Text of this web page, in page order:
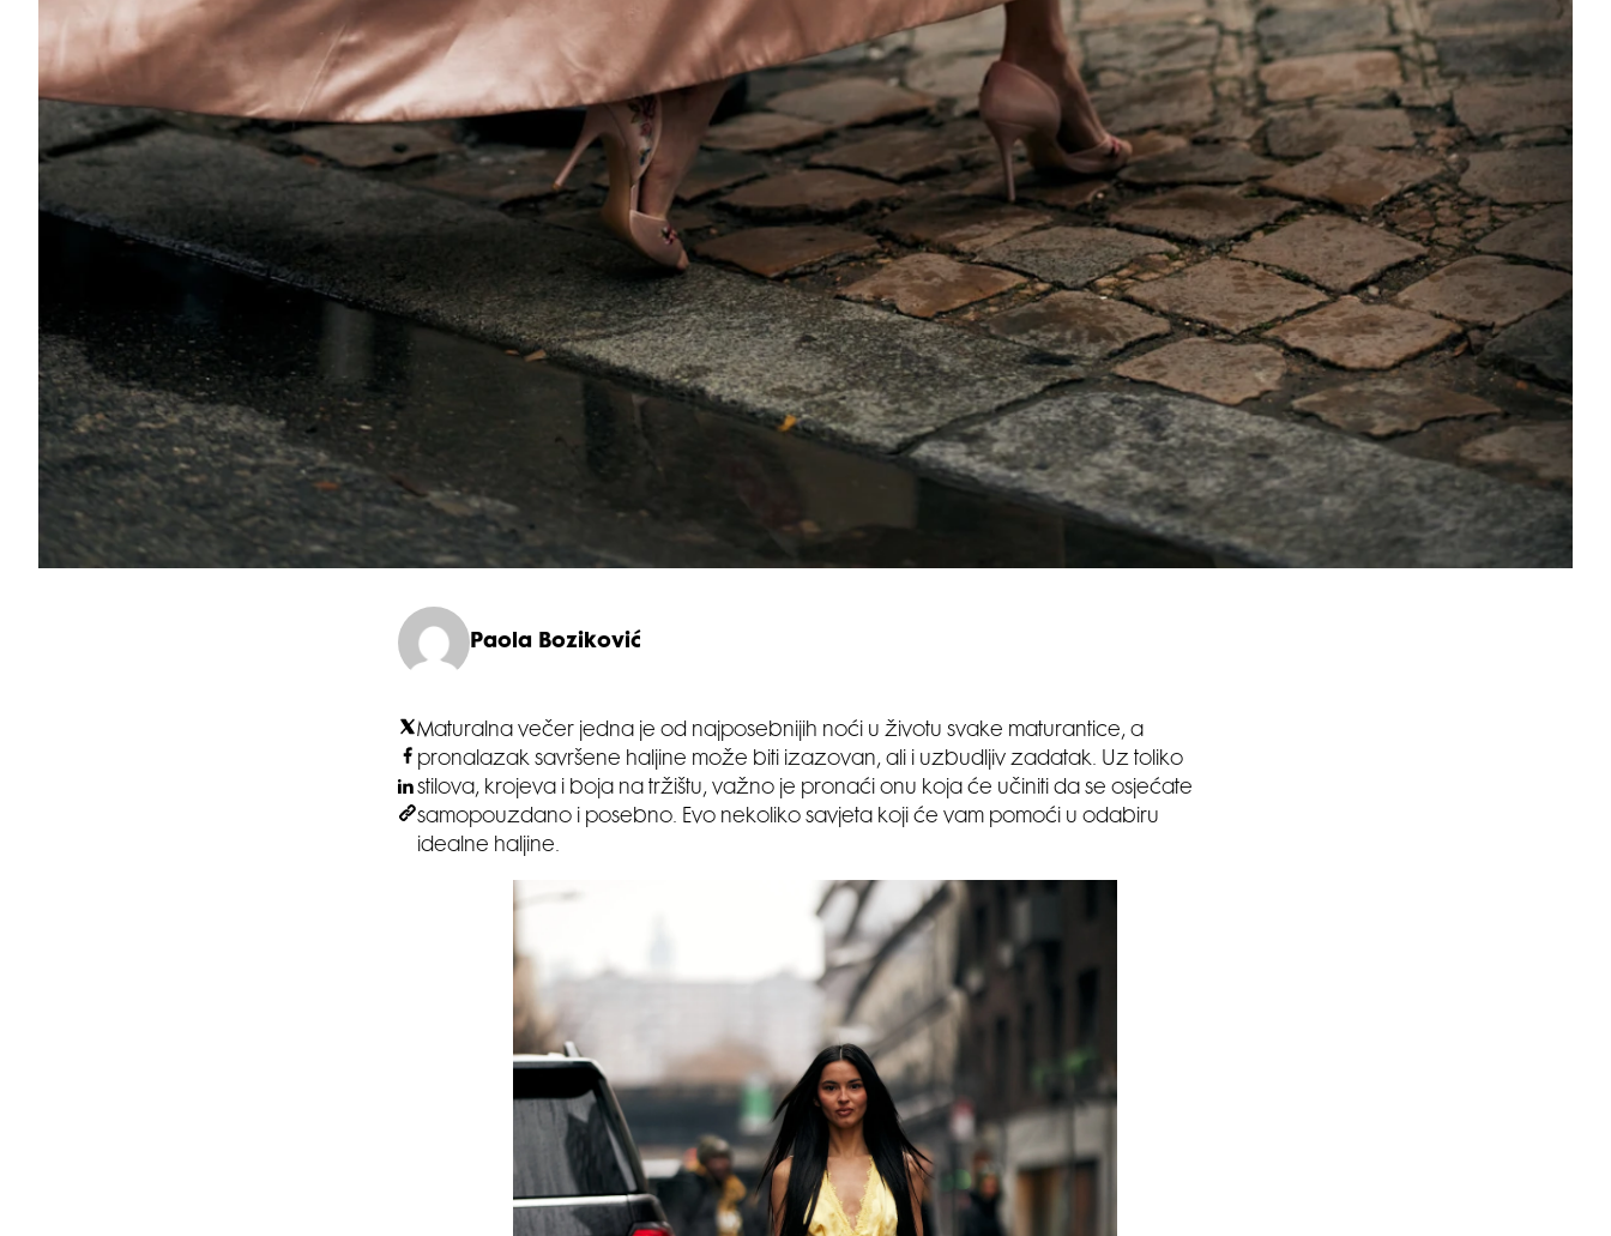
Paola Boziković
Maturalna večer jedna je od najposebnijih noći u životu svake maturantice, a
pronalazak savršene haljine može biti izazovan, ali i uzbudljiv zadatak. Uz toliko
stilova, krojeva i boja na tržištu, važno je pronaći onu koja će učiniti da se osjećate
samopouzdano i posebno. Evo nekoliko savjeta koji će vam pomoći u odabiru
idealne haljine.